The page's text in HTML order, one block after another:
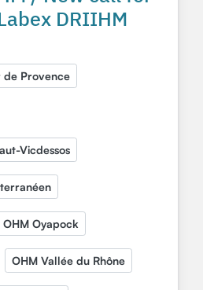
DRIIHM
de Provence
Vicdessos
OHM Oyapock
OHM Vallée du Rhône